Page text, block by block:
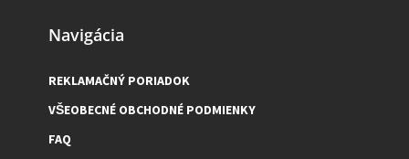
Navigácia
REKLAMAČNÝ PORIADOK
VŠEOBECNÉ OBCHODNÉ PODMIENKY
FAQ